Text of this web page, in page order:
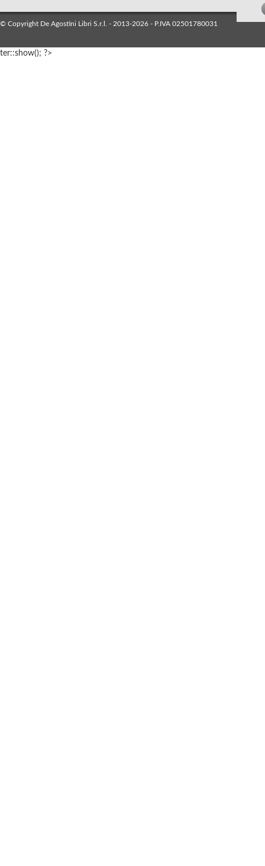
© Copyright De Agostini Libri S.r.l. - 2013-2026 - P.IVA 02501780031
ter::show(); ?>